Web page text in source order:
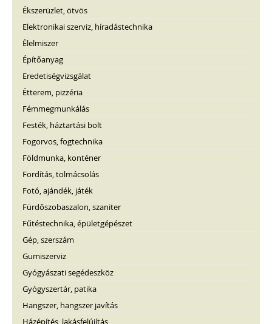
Ékszerüzlet, ötvös
Elektronikai szerviz, híradástechnika
Élelmiszer
Építőanyag
Eredetiségvizsgálat
Étterem, pizzéria
Fémmegmunkálás
Festék, háztartási bolt
Fogorvos, fogtechnika
Földmunka, konténer
Fordítás, tolmácsolás
Fotó, ajándék, játék
Fürdőszobaszalon, szaniter
Fűtéstechnika, épületgépészet
Gép, szerszám
Gumiszerviz
Gyógyászati segédeszköz
Gyógyszertár, patika
Hangszer, hangszer javítás
Házépítés, lakásfelújítás